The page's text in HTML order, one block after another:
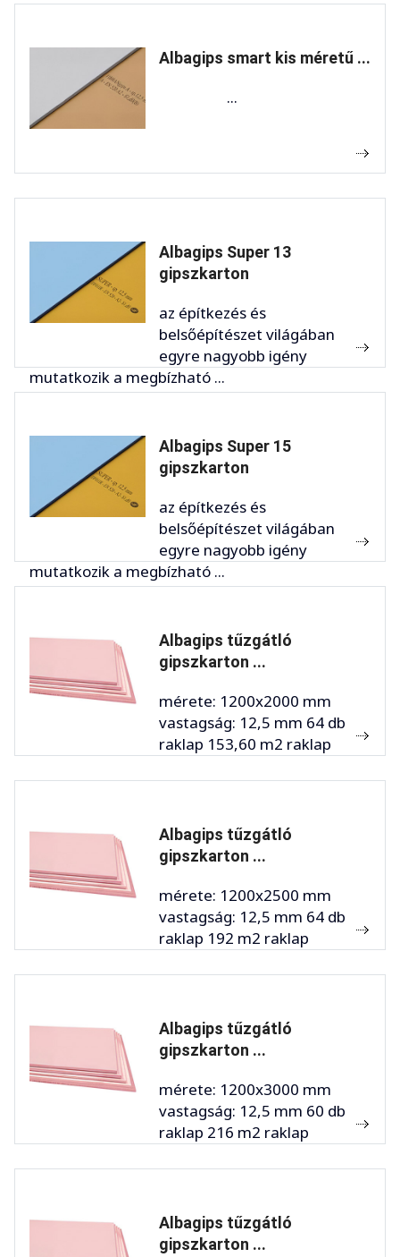
Albagips smart kis méretű ...
...
Albagips Super 13
gipszkarton
az építkezés és
belsőépítészet világában
egyre nagyobb igény
mutatkozik a megbízható ...
Albagips Super 15
gipszkarton
az építkezés és
belsőépítészet világában
egyre nagyobb igény
mutatkozik a megbízható ...
Albagips tűzgátló
gipszkarton ...
mérete: 1200x2000 mm
vastagság: 12,5 mm 64 db
raklap 153,60 m2 raklap
Albagips tűzgátló
gipszkarton ...
mérete: 1200x2500 mm
vastagság: 12,5 mm 64 db
raklap 192 m2 raklap
Albagips tűzgátló
gipszkarton ...
mérete: 1200x3000 mm
vastagság: 12,5 mm 60 db
raklap 216 m2 raklap
Albagips tűzgátló
gipszkarton ...